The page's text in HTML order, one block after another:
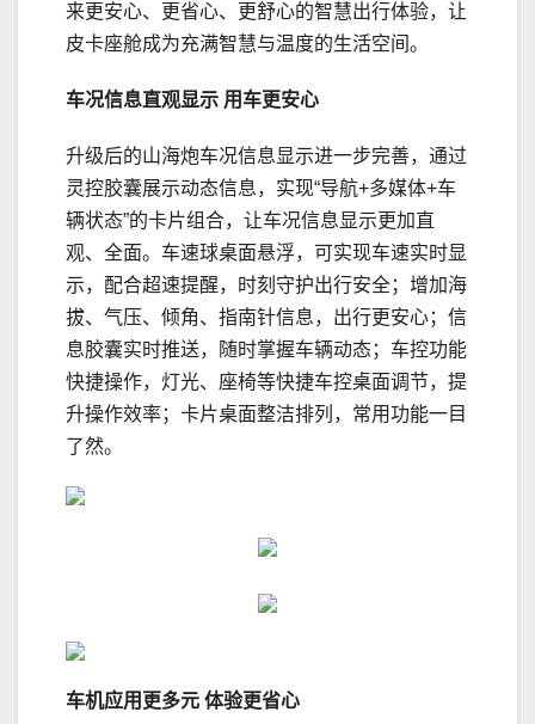
来更安心、更省心、更舒心的智慧出行体验，让
皮卡座舱成为充满智慧与温度的生活空间。
车况信息直观显示 用车更安心
升级后的山海炮车况信息显示进一步完善，通过
灵控胶囊展示动态信息，实现“导航+多媒体+车
辆状态”的卡片组合，让车况信息显示更加直
观、全面。车速球桌面悬浮，可实现车速实时显
示，配合超速提醒，时刻守护出行安全；增加海
拔、气压、倾角、指南针信息，出行更安心；信
息胶囊实时推送，随时掌握车辆动态；车控功能
快捷操作，灯光、座椅等快捷车控桌面调节，提
升操作效率；卡片桌面整洁排列，常用功能一目
了然。
车机应用更多元 体验更省心